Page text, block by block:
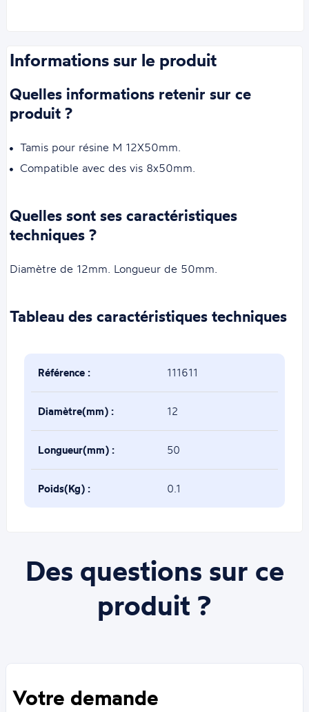
Informations sur le produit
Quelles informations retenir sur ce
produit ?
Tamis pour résine M 12X50mm.
Compatible avec des vis 8x50mm.
Quelles sont ses caractéristiques
techniques ?
Diamètre de 12mm. Longueur de 50mm.
Tableau des caractéristiques techniques
Référence : 111611
Diamètre(mm) : 12
Longueur(mm) : 50
Poids(Kg) : 0.1
Des questions sur ce
produit ?
Votre demande